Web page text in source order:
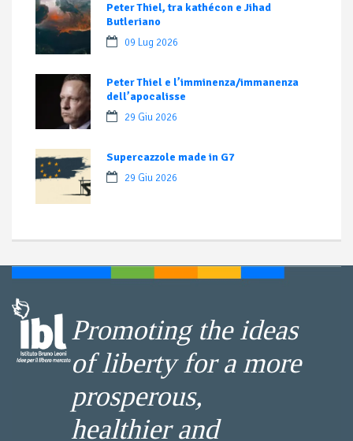
Peter Thiel, tra kathécon e Jihad
Butleriano
09 Lug 2026
Peter Thiel e l’imminenza/immanenza
dell’apocalisse
29 Giu 2026
Supercazzole made in G7
29 Giu 2026
Promoting the ideas
of liberty for a more
prosperous,
healthier and